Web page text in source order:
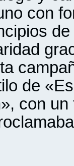
con
de
con